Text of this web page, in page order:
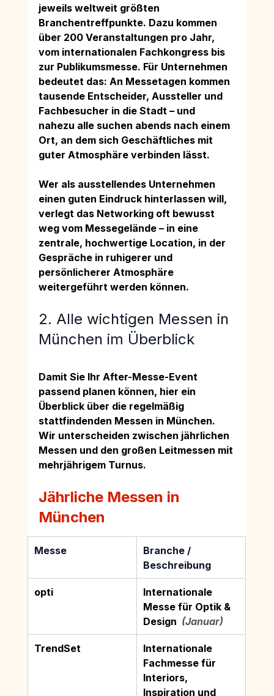
jeweils weltweit größten
Branchentreffpunkte. Dazu kommen
über 200 Veranstaltungen pro Jahr,
vom internationalen Fachkongress bis
zur Publikumsmesse. Für Unternehmen
bedeutet das: An Messetagen kommen
tausende Entscheider, Aussteller und
Fachbesucher in die Stadt – und
nahezu alle suchen abends nach einem
Ort, an dem sich Geschäftliches mit
guter Atmosphäre verbinden lässt.
Wer als ausstellendes Unternehmen
einen guten Eindruck hinterlassen will,
verlegt das Networking oft bewusst
weg vom Messegelände – in eine
zentrale, hochwertige Location, in der
Gespräche in ruhigerer und
persönlicherer Atmosphäre
weitergeführt werden können.
2. Alle wichtigen Messen in
München im Überblick
Damit Sie Ihr After-Messe-Event
passend planen können, hier ein
Überblick über die regelmäßig
stattfindenden Messen in München.
Wir unterscheiden zwischen jährlichen
Messen und den großen Leitmessen mit
mehrjährigem Turnus.
Jährliche Messen in
München
Messe
Branche /
Beschreibung
opti
Internationale
Messe für Optik &
Design (Januar)
TrendSet
Internationale
Fachmesse für
Interiors,
Inspiration und